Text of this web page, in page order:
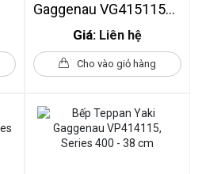
Gaggenau VG415115
Series 400 - Domino
Kích Thước 38cm
Giá: Liên hệ
Cho vào giỏ hàng